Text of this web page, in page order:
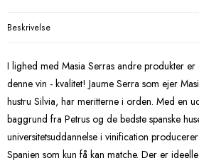
Beskrivelse
I lighed med Masia Serras andre produkter
denne vin - kvalitet! Jaume Serra som ejer
hustru Silvia, har meritterne i orden. Med en
baggrund fra Petrus og de bedste spanske
universitetsuddannelse i vinification
Spanien som kun få kan matche. Der er